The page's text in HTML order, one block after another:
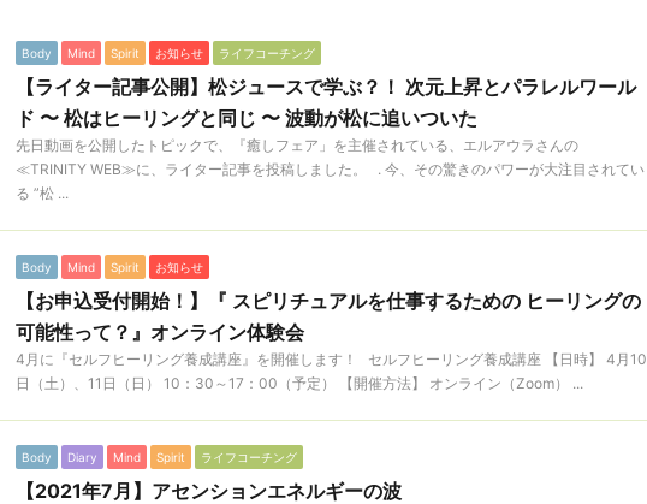
Body Mind Spirit お知らせ ライフコーチング
【ライター記事公開】松ジュースで学ぶ？！ 次元上昇とパラレルワール
ド 〜 松はヒーリングと同じ 〜 波動が松に追いついた
先日動画を公開したトピックで、『癒しフェア」を主催されている、エルアウラさんの
≪TRINITY WEB≫に、ライター記事を投稿しました。 . 今、その驚きのパワーが大注目されてい
る ”松 ...
Body Mind Spirit お知らせ
【お申込受付開始！】『 スピリチュアルを仕事するための ヒーリングの
可能性って？』オンライン体験会
4月に『セルフヒーリング養成講座』を開催します！ セルフヒーリング養成講座 【日時】 4月10
日（土）、11日（日） 10：30～17：00（予定） 【開催方法】 オンライン（Zoom） ...
Body Diary Mind Spirit ライフコーチング
【2021年7月】アセンションエネルギーの波